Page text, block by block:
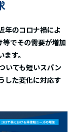
年のコロナ禍によ
でその需要が増加
す。
いても短いスパン
した変化に対応す